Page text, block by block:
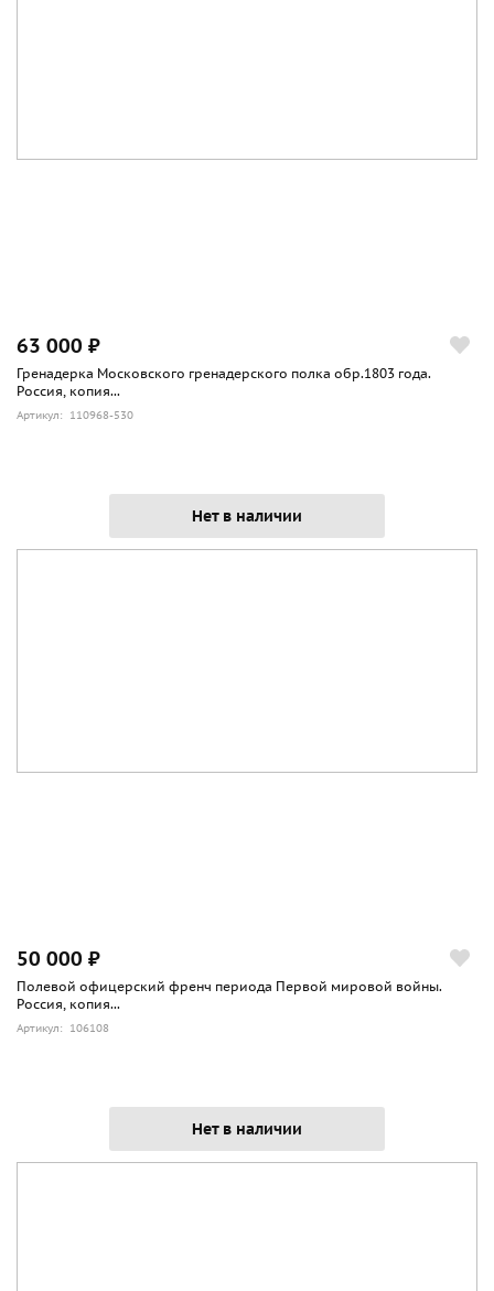
63 000 ₽
Гренадерка Московского гренадерского полка обр.1803 года.
Россия, копия...
Артикул: 110968-530
Нет в наличии
50 000 ₽
Полевой офицерский френч периода Первой мировой войны.
Россия, копия...
Артикул: 106108
Нет в наличии